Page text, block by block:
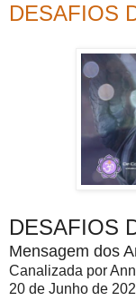
DESAFIOS
DESAFIOS
Mensagem dos
Canalizada por
20 de Junho de